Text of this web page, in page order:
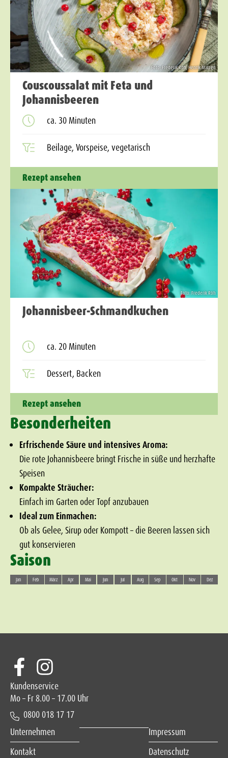
Foto: Frederik Röh, Henrik Matzen
Couscoussalat mit Feta und
Johannisbeeren
ca. 30 Minuten
Beilage, Vorspeise, vegetarisch
Rezept ansehen
Foto: Frederik Röh
Johannisbeer-Schmandkuchen
ca. 20 Minuten
Dessert, Backen
Rezept ansehen
Besonderheiten
Erfrischende Säure und intensives Aroma:
Die rote Johannisbeere bringt Frische in süße und herzhafte
Speisen
Kompakte Sträucher:
Einfach im Garten oder Topf anzubauen
Ideal zum Einmachen:
Ob als Gelee, Sirup oder Kompott – die Beeren lassen sich
gut konservieren
Saison
Jan Feb März Apr Mai Jun Jul Aug Sep Okt Nov Dez
Unternehmen
Kontakt
Impressum
Datenschutz
Kundenservice
Mo – Fr 8.00 – 17.00 Uhr
0800 018 17 17